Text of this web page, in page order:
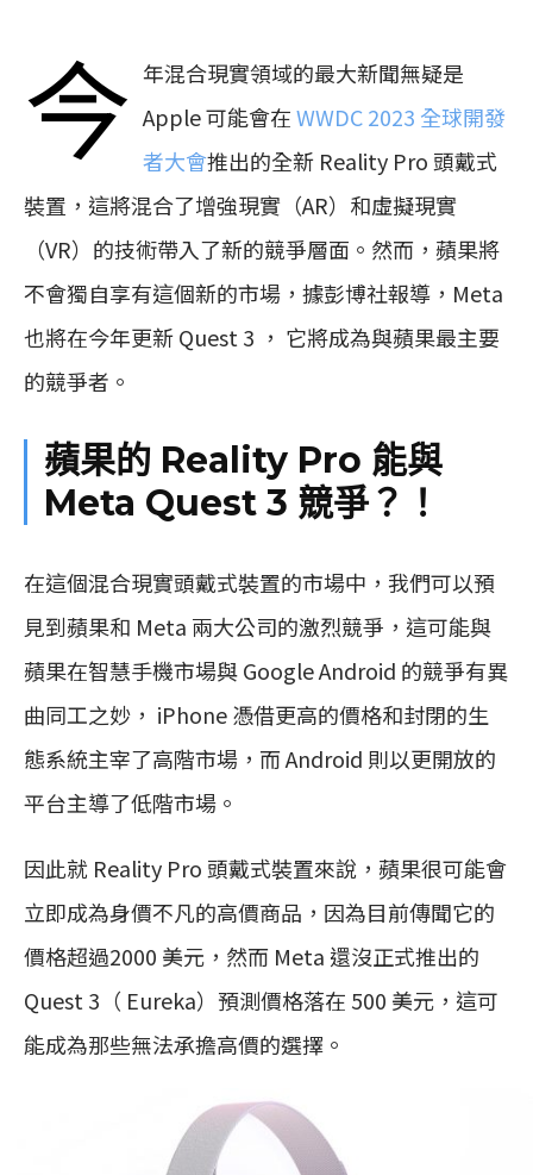
今 年混合現實領域的最大新聞無疑是
Apple 可能會在WWDC 2023 全球開發
者大會推出的全新 Reality Pro 頭戴式
裝置，這將混合了增強現實（AR）和虛擬現實
（VR）的技術帶入了新的競爭層面。然而，蘋果將
不會獨自享有這個新的市場，據彭博社報導，Meta
也將在今年更新 Quest 3 ， 它將成為與蘋果最主要
的競爭者。
蘋果的 Reality Pro 能與
Meta Quest 3 競爭？！
在這個混合現實頭戴式裝置的市場中，我們可以預
見到蘋果和 Meta 兩大公司的激烈競爭，這可能與
蘋果在智慧手機市場與 Google Android 的競爭有異
曲同工之妙， iPhone 憑借更高的價格和封閉的生
態系統主宰了高階市場，而 Android 則以更開放的
平台主導了低階市場。
因此就 Reality Pro 頭戴式裝置來說，蘋果很可能會
立即成為身價不凡的高價商品，因為目前傳聞它的
價格超過2000 美元，然而 Meta 還沒正式推出的
Quest 3（ Eureka）預測價格落在 500 美元，這可
能成為那些無法承擔高價的選擇。